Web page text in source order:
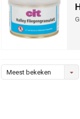
Meest bekeken